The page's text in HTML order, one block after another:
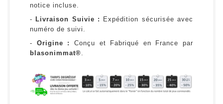
notice incluse.
- Livraison Suivie :
Expédition sécurisée avec
numéro de suivi.
- Origine :
Conçu et Fabriqué en France par
blasonimmat®.